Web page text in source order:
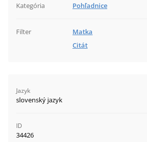
Kategória Pohľadnice
Filter
Matka
Citát
Jazyk
slovenský jazyk
ID
34426